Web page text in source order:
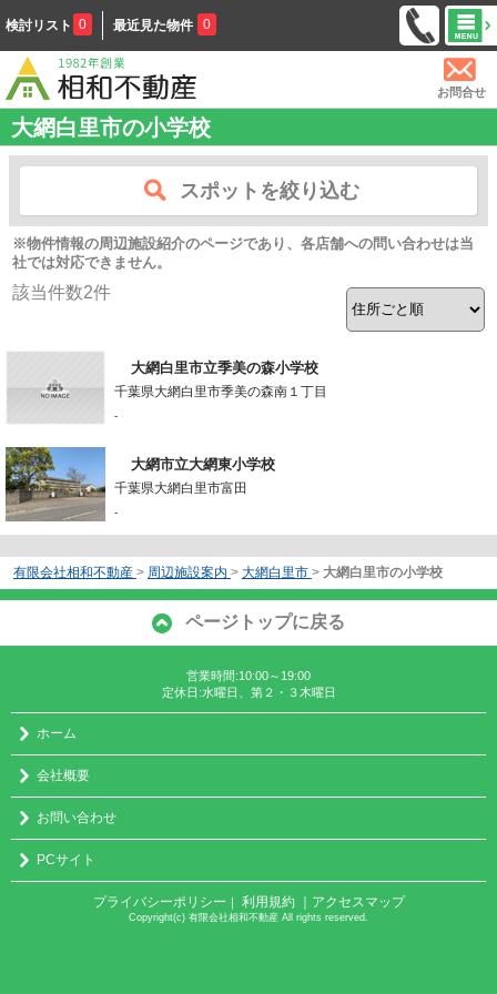
検討リスト 0 最近見た物件 0
お問合せ
大網白里市の小学校
スポットを絞り込む
※物件情報の周辺施設紹介のページであり、各店舗への問い合わせは当
社では対応できません。
該当件数2件
大網白里市立季美の森小学校
千葉県大網白里市季美の森南１丁目
-
大網市立大網東小学校
千葉県大網白里市富田
-
有限会社相和不動産 > 周辺施設案内 > 大網白里市 > 大網白里市の小学校
ページトップに戻る
営業時間:10:00～19:00
定休日:水曜日、第２・３木曜日
ホーム
会社概要
お問い合わせ
PCサイト
プライバシーポリシー ｜ 利用規約 ｜アクセスマップ
Copyright(c) 有限会社相和不動産 All rights reserved.